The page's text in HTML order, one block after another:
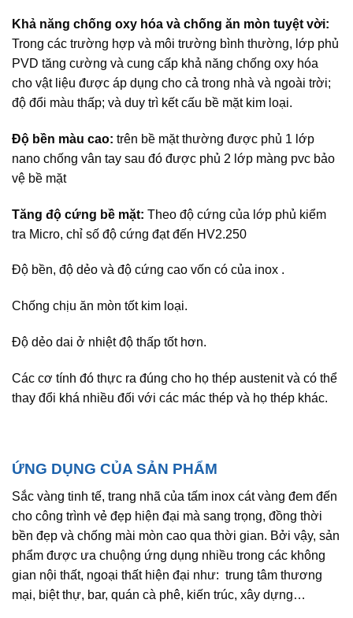
Khả năng chống oxy hóa và chống ăn mòn tuyệt vời:
Trong các trường hợp và môi trường bình thường, lớp phủ
PVD tăng cường và cung cấp khả năng chống oxy hóa
cho vật liệu được áp dụng cho cả trong nhà và ngoài trời;
độ đổi màu thấp; và duy trì kết cấu bề mặt kim loại.
Độ bền màu cao: trên bề mặt thường được phủ 1 lớp
nano chống vân tay sau đó được phủ 2 lớp màng pvc bảo
vệ bề mặt
Tăng độ cứng bề mặt: Theo độ cứng của lớp phủ kiểm
tra Micro, chỉ số độ cứng đạt đến HV2.250
Độ bền, độ dẻo và độ cứng cao vốn có của inox .
Chống chịu ăn mòn tốt kim loại.
Độ dẻo dai ở nhiệt độ thấp tốt hơn.
Các cơ tính đó thực ra đúng cho họ thép austenit và có thể
thay đổi khá nhiều đối với các mác thép và họ thép khác.
ỨNG DỤNG CỦA SẢN PHẨM
Sắc vàng tinh tế, trang nhã của tấm inox cát vàng đem đến
cho công trình vẻ đẹp hiện đại mà sang trọng, đồng thời
bền đẹp và chống mài mòn cao qua thời gian. Bởi vậy, sản
phẩm được ưa chuộng ứng dụng nhiều trong các không
gian nội thất, ngoại thất hiện đại như: trung tâm thương
mại, biệt thự, bar, quán cà phê, kiến trúc, xây dựng…